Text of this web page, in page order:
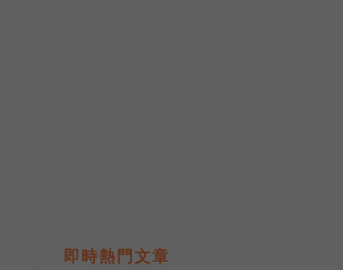
即時熱門文章